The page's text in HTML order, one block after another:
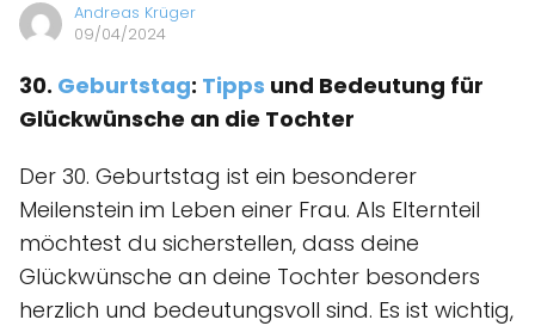
Andreas Krüger
09/04/2024
30. Geburtstag: Tipps und Bedeutung für
Glückwünsche an die Tochter
Der 30. Geburtstag ist ein besonderer
Meilenstein im Leben einer Frau. Als Elternteil
möchtest du sicherstellen, dass deine
Glückwünsche an deine Tochter besonders
herzlich und bedeutungsvoll sind. Es ist wichtig,